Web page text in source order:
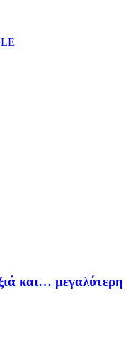
και… μεγαλύτερη